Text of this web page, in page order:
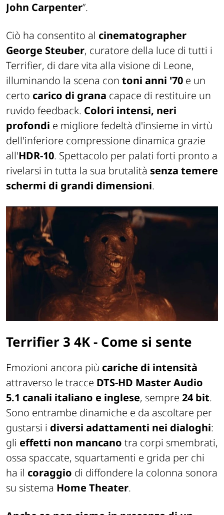
John Carpenter”.
Ciò ha consentito al cinematographer
George Steuber, curatore della luce di tutti i
Terrifier, di dare vita alla visione di Leone,
illuminando la scena con toni anni '70 e un
certo carico di grana capace di restituire un
ruvido feedback. Colori intensi, neri
profondi e migliore fedeltà d'insieme in virtù
dell'inferiore compressione dinamica grazie
all'HDR-10. Spettacolo per palati forti pronto a
rivelarsi in tutta la sua brutalità senza temere
schermi di grandi dimensioni.
Terrifier 3 4K - Come si sente
Emozioni ancora più cariche di intensità
attraverso le tracce DTS-HD Master Audio
5.1 canali italiano e inglese, sempre 24 bit.
Sono entrambe dinamiche e da ascoltare per
gustarsi i diversi adattamenti nei dialoghi:
gli effetti non mancano tra corpi smembrati,
ossa spaccate, squartamenti e grida per chi
ha il coraggio di diffondere la colonna sonora
su sistema Home Theater.